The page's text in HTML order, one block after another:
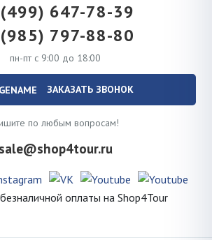
647-78-39
797-88-80
пн-пт с 9:00 до 18:00
ЗАКАЗАТЬ ЗВОНОК
по любым вопросам!
sale@shop4tour.ru